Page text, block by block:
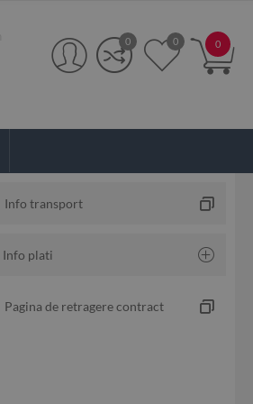
0
0 0
Info transport
Info plati
Pagina de retragere contract